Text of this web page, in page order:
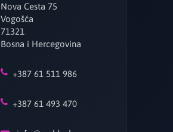
Nova Cesta 75
Vogošća
71321
Bosna i Hercegovina
+387 61 511 986
+387 61 493 470